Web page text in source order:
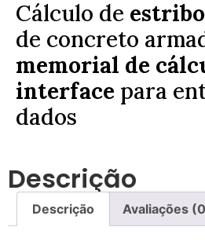
Cálculo de
de concreto
memorial de
interface para
dados
Descrição
Descrição Avaliações